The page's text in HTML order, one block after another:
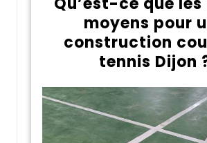
moyens pour
construction
tennis Dijon